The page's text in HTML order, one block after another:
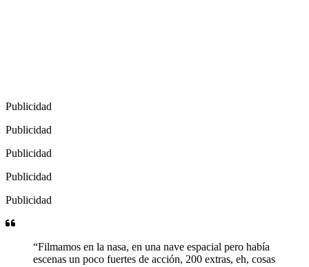
Publicidad
Publicidad
Publicidad
Publicidad
Publicidad
“Filmamos en la nasa, en una nave espacial pero había
escenas un poco fuertes de acción, 200 extras, eh, cosas